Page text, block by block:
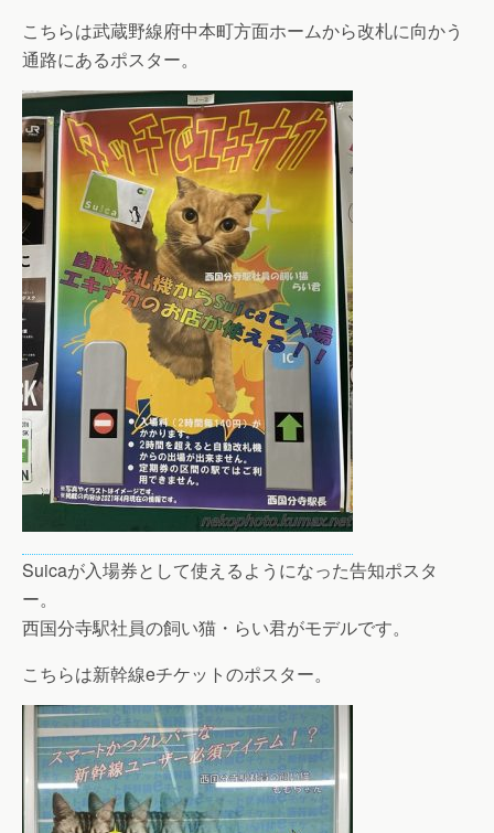
こちらは武蔵野線府中本町方面ホームから改札に向かう
通路にあるポスター。
Suicaが入場券として使えるようになった告知ポスタ
ー。
西国分寺駅社員の飼い猫・らい君がモデルです。
こちらは新幹線eチケットのポスター。